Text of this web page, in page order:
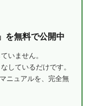
を無料で公開中
いません。
しているだけです。
ニュアルを、完全無